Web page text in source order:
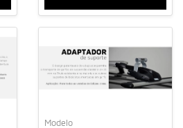
Modelo